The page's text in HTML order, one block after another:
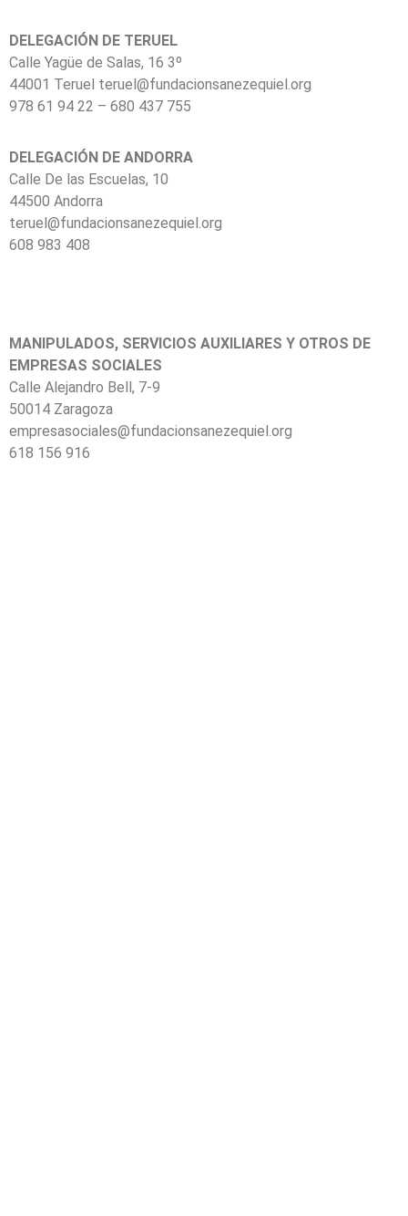
DELEGACIÓN DE TERUEL
Calle Yagüe de Salas, 16 3º
44001 Teruel teruel@fundacionsanezequiel.org
978 61 94 22 – 680 437 755
DELEGACIÓN DE ANDORRA
Calle De las Escuelas, 10
44500 Andorra
teruel@fundacionsanezequiel.org
608 983 408
MANIPULADOS, SERVICIOS AUXILIARES Y OTROS DE
EMPRESAS SOCIALES
Calle Alejandro Bell, 7-9
50014 Zaragoza
empresasociales@fundacionsanezequiel.org
618 156 916